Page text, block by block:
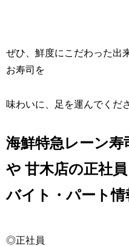
ぜひ、鮮度にこだわった出
お寿司を
味わいに、足を運んでくだ
海鮮特急レーン寿
や 甘木店の正社
バイト・パート情
◎正社員